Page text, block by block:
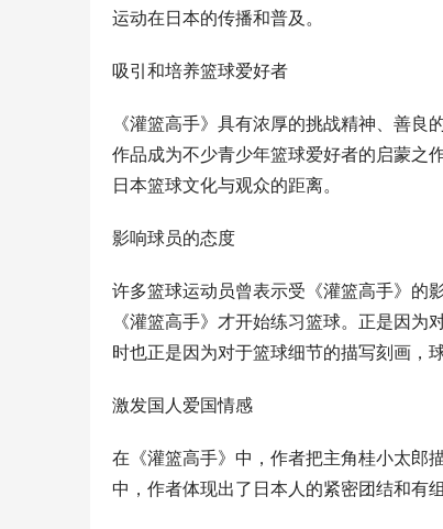
运动在日本的传播和普及。
吸引和培养篮球爱好者
《灌篮高手》具有浓厚的挑战精神、善
作品成为不少青少年篮球爱好者的启蒙之
日本篮球文化与观众的距离。
影响球员的态度
许多篮球运动员曾表示受《灌篮高手》的
《灌篮高手》才开始练习篮球。正是因
时也正是因为对于篮球细节的描写刻画，
激发国人爱国情感
在《灌篮高手》中，作者把主角桂小太郎
中，作者体现出了日本人的紧密团结和有